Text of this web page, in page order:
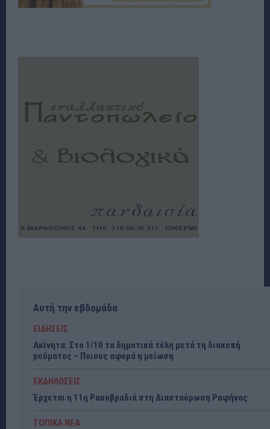
Αυτή την εβδομάδα
ΕΙΔΗΣΕΙΣ
Ακίνητα: Στο 1/10 τα δημοτικά τέλη μετά τη διακοπή
ρεύματος – Ποιους αφορά η μείωση
ΕΚΔΗΛΩΣΕΙΣ
Έρχεται η 11η Ρακοβραδιά στη Διασταύρωση Ραφήνας
ΤΟΠΙΚΑ ΝΕΑ